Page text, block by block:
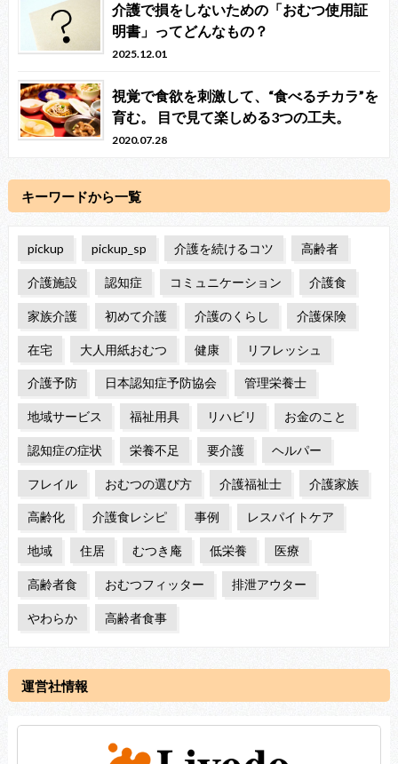
介護で損をしないための「おむつ使用証
明書」ってどんなもの？
2025.12.01
視覚で食欲を刺激して、“食べるチカラ”を
育む。 目で見て楽しめる3つの工夫。
2020.07.28
キーワードから一覧
pickup pickup_sp 介護を続けるコツ 高齢者
介護施設 認知症 コミュニケーション 介護食
家族介護 初めて介護 介護のくらし 介護保険
在宅 大人用紙おむつ 健康 リフレッシュ
介護予防 日本認知症予防協会 管理栄養士
地域サービス 福祉用具 リハビリ お金のこと
認知症の症状 栄養不足 要介護 ヘルパー
フレイル おむつの選び方 介護福祉士 介護家族
高齢化 介護食レシピ 事例 レスパイトケア
地域 住居 むつき庵 低栄養 医療
高齢者食 おむつフィッター 排泄アウター
やわらか 高齢者食事
運営社情報